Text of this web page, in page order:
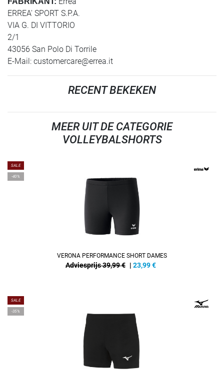
ERREA' SPORT S.P.A.
VIA G. DI VITTORIO
2/1
43056 San Polo Di Torrile
E-Mail: customercare@errea.it
RECENT BEKEKEN
MEER UIT DE CATEGORIE
VOLLEYBALSHORTS
SALE
-40%
VERONA PERFORMANCE SHORT DAMES
Adviesprijs 39,99 € | 23,99€
SALE
-35%